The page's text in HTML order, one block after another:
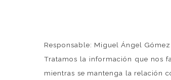
Responsable: Miguel Ángel
Tratamos la información que nos
mientras se mantenga la relación